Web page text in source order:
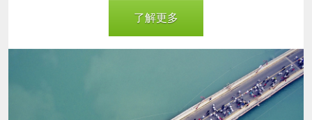
了解更多